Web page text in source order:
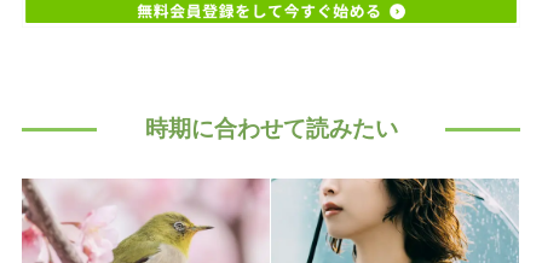
時期に合わせて読みたい